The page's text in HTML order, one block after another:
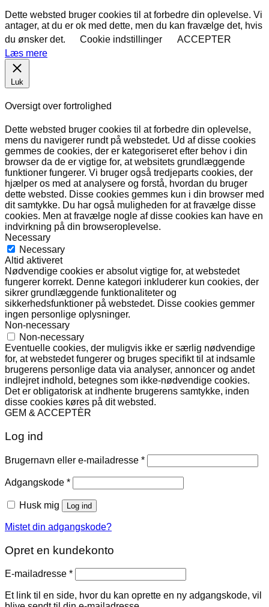
Dette websted bruger cookies til at forbedre din oplevelse. Vi
antager, at du er ok med dette, men du kan fravælge det, hvis
du ønsker det.
Cookie indstillinger
ACCEPTER
Læs mere
Luk
Oversigt over fortrolighed
Dette websted bruger cookies til at forbedre din oplevelse,
mens du navigerer rundt på webstedet. Ud af disse cookies
gemmes de cookies, der er kategoriseret efter behov i din
browser da de er vigtige for, at websitets grundlæggende
funktioner fungerer. Vi bruger også tredjeparts cookies, der
hjælper os med at analysere og forstå, hvordan du bruger
dette websted. Disse cookies gemmes kun i din browser med
dit samtykke. Du har også muligheden for at fravælge disse
cookies. Men at fravælge nogle af disse cookies kan have en
indvirkning på din browseroplevelse.
Necessary
Necessary
Altid aktiveret
Nødvendige cookies er absolut vigtige for, at webstedet
fungerer korrekt. Denne kategori inkluderer kun cookies, der
sikrer grundlæggende funktionaliteter og
sikkerhedsfunktioner på webstedet. Disse cookies gemmer
ingen personlige oplysninger.
Non-necessary
Non-necessary
Eventuelle cookies, der muligvis ikke er særlig nødvendige
for, at webstedet fungerer og bruges specifikt til at indsamle
brugerens personlige data via analyser, annoncer og andet
indlejret indhold, betegnes som ikke-nødvendige cookies.
Det er obligatorisk at indhente brugerens samtykke, inden
disse cookies køres på dit websted.
GEM & ACCEPTÈR
Log ind
Brugernavn eller e-mailadresse *Påkrævet
Adgangskode *Påkrævet
Husk mig Log ind
Mistet din adgangskode?
Opret en kundekonto
E-mailadresse *Påkrævet
Et link til en side, hvor du kan oprette en ny adgangskode, vil